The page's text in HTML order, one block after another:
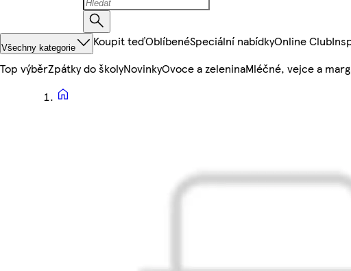
Všechny kategorie Koupit teďOblíbenéSpeciální nabídkyOnline Club
Top výběrZpátky do školyNovinkyOvoce a zeleninaMléčné, vejce a